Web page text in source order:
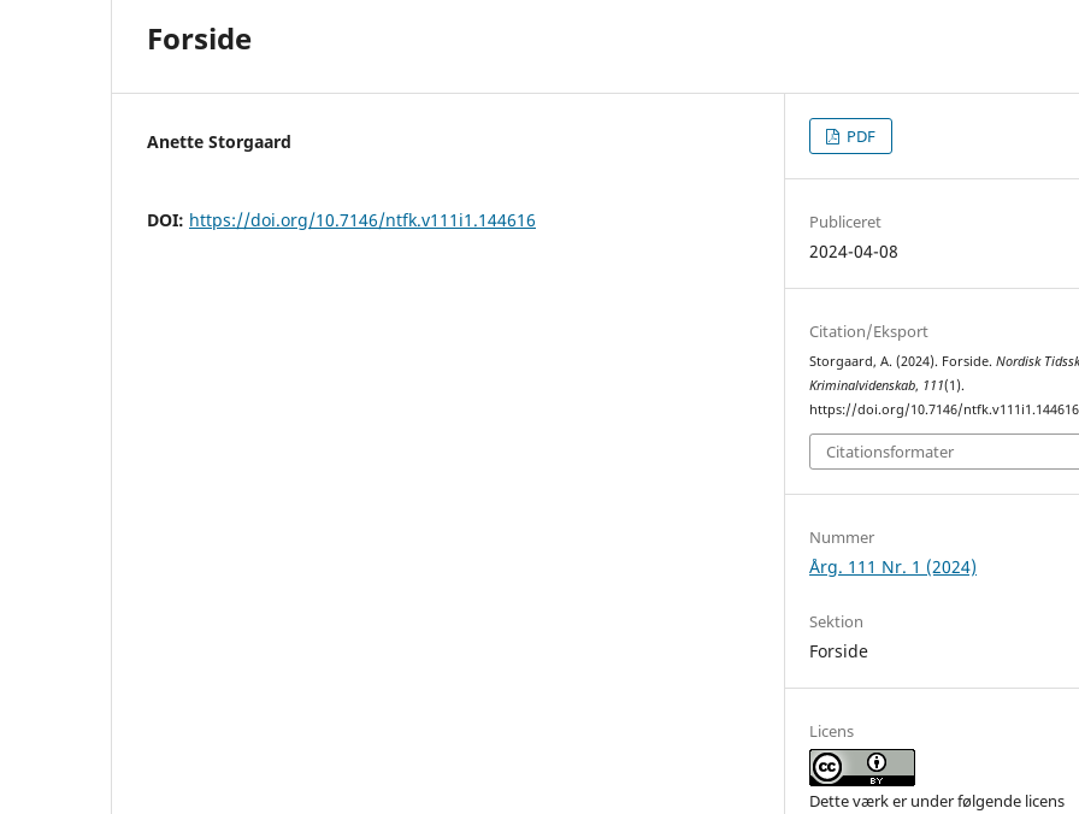
Forside
Anette Storgaard
DOI: https://doi.org/10.7146/ntfk.v111i1.144616
PDF
Publiceret
2024-04-08
Citation/Eksport
Storgaard, A. (2024). Forside.Nordisk
Kriminalvidenskab, 111(1).
https://doi.org/10.7146/ntfk.v111i1.144616
Citationsformater
Nummer
Årg. 111 Nr. 1 (2024)
Sektion
Forside
Licens
Dette værk er under følgende licens